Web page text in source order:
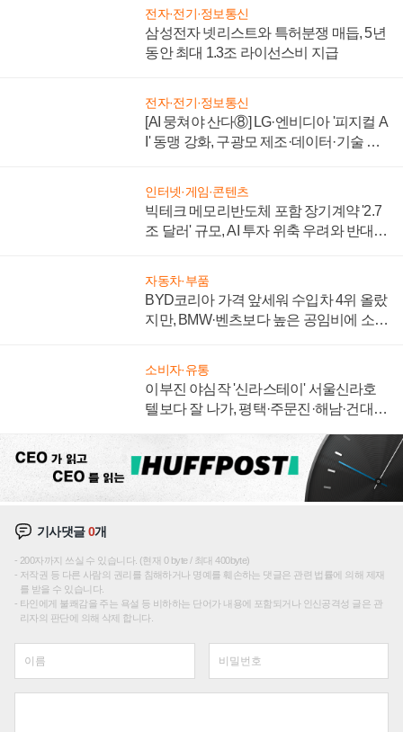
전자·전기·정보통신
삼성전자 넷리스트와 특허분쟁 매듭, 5년
동안 최대 1.3조 라이선스비 지급
전자·전기·정보통신
[AI 뭉쳐야 산다⑧] LG·엔비디아 '피지컬 A
I' 동맹 강화, 구광모 제조·데이터·기술 결
인터넷·게임·콘텐츠
빅테크 메모리반도체 포함 장기계약 '2.7
조 달러' 규모, AI 투자 위축 우려와 반대
자동차·부품
BYD코리아 가격 앞세워 수입차 4위 올랐
지만, BMW·벤츠보다 높은 공임비에 소비
소비자·유통
이부진 야심작 '신라스테이' 서울신라호
텔보다 잘 나가, 평택·주문진·해남·건대로
기사댓글0개
200자까지 쓰실 수 있습니다. (현재 0 byte / 최대 400byte)
저작권 등 다른 사람의 권리를 침해하거나 명예를 훼손하는 댓글은 관련 법률에 의해 제재
를 받을 수 있습니다.
타인에게 불쾌감을 주는 욕설 등 비하하는 단어가 내용에 포함되거나 인신공격성 글은 관
리자의 판단에 의해 삭제 합니다.